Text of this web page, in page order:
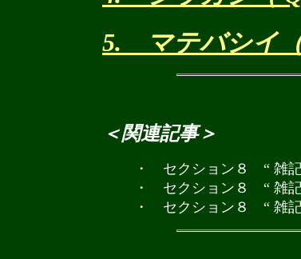
5. マテバシイ（
＜関連記事＞
・ セクション８ “ 雑記
・ セクション８ “ 雑記
・ セクション８ “ 雑